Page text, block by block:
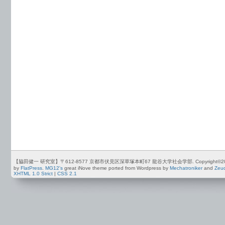
【脇田健一 研究室】〒612-8577 京都市伏見区深草塚本町67 龍谷大学社会学部.
by FlatPress. MG12's great iNove theme ported from Wordpress by Mechatronikerand
XHTML 1.0 Strict
CSS 2.1